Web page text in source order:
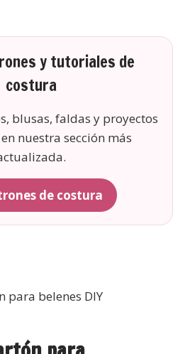
y tutoriales de
costura
blusas, faldas y proyectos
nuestra sección más
de costura